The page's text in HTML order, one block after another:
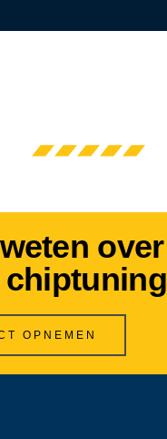
over
chiptuning
OPNEMEN